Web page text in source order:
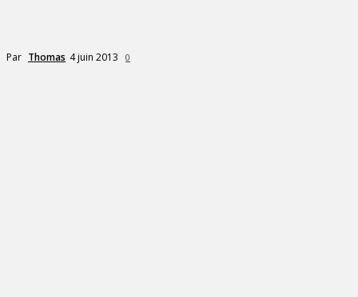
Par Thomas 4 juin 2013 0